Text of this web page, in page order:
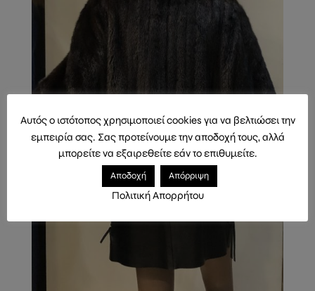
Αυτός ο ιστότοπος χρησιμοποιεί cookies για να βελτιώσει την
εμπειρία σας. Σας προτείνουμε την αποδοχή τους, αλλά
μπορείτε να εξαιρεθείτε εάν το επιθυμείτε.
Αποδοχή Απόρριψη
Πολιτική Απορρήτου